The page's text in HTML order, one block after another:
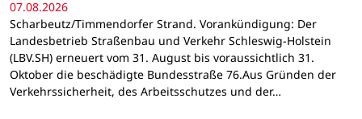
07.08.2026
Scharbeutz/Timmendorfer Strand. Vorankündigung: Der
Landesbetrieb Straßenbau und Verkehr Schleswig-Holstein
(LBV.SH) erneuert vom 31. August bis voraussichtlich 31.
Oktober die beschädigte Bundesstraße 76.Aus Gründen der
Verkehrssicherheit, des Arbeitsschutzes und der…